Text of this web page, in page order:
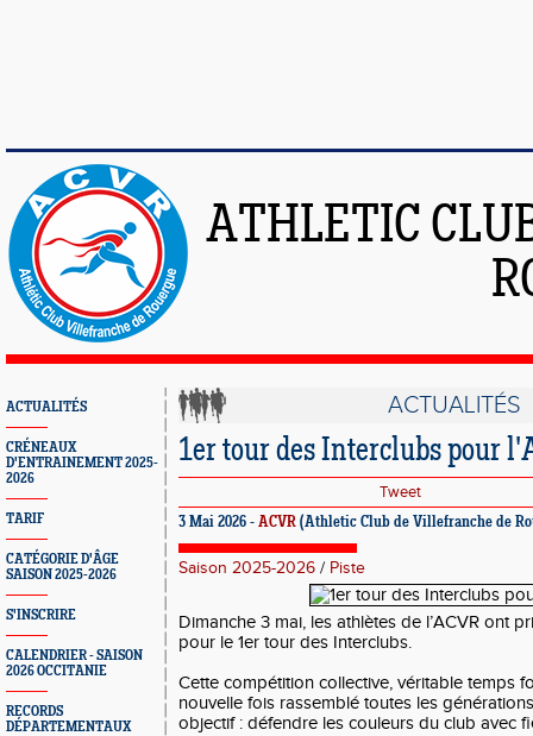
ATHLETIC
ACTUALITÉS
CRÉNEAUX
D'ENTRAINEMENT 2025-
2026
TARIF
CATÉGORIE D'ÂGE
SAISON 2025-2026
S'INSCRIRE
CALENDRIER - SAISON
2026 OCCITANIE
RECORDS
DÉPARTEMENTAUX
ACTUALITÉS
1er tour des Interclubs pour
Tweet
3 Mai 2026 - ACVR (Athletic Club de Villefranche de
Saison 2025-2026 / Piste
Dimanche 3 mai, les athlètes de l’ACVR ont
pour le 1er tour des Interclubs.
Cette compétition collective, véritable temps
nouvelle fois rassemblé toutes les
objectif : défendre les couleurs du club avec